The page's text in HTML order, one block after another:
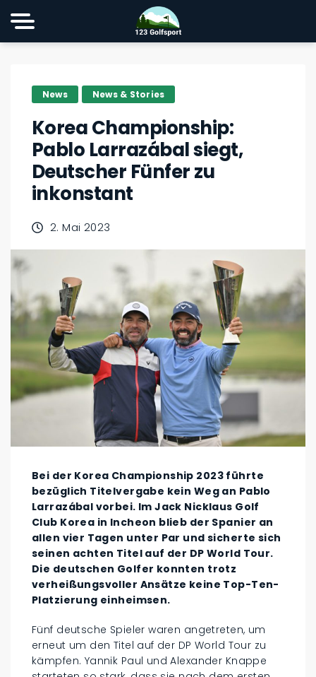
News News & Stories
Korea Championship:
Pablo Larrazábal siegt,
Deutscher Fünfer zu
inkonstant
2. Mai 2023
Bei der Korea Championship 2023 führte
bezüglich Titelvergabe kein Weg an Pablo
Larrazábal vorbei. Im Jack Nicklaus Golf
Club Korea in Incheon blieb der Spanier an
allen vier Tagen unter Par und sicherte sich
seinen achten Titel auf der DP World Tour.
Die deutschen Golfer konnten trotz
verheißungsvoller Ansätze keine Top-Ten-
Platzierung einheimsen.
Fünf deutsche Spieler waren angetreten, um
erneut um den Titel auf der DP World Tour zu
kämpfen. Yannik Paul und Alexander Knappe